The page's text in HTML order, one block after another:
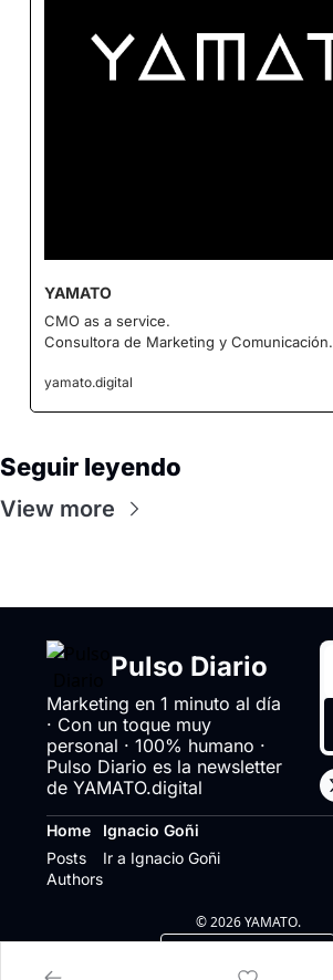
YAMATO
CMO as a service.
Consultora de Marketing y Comunicación.
yamato.digital
Seguir leyendo
View more
Pulso Diario
Marketing en 1 minuto al día
· Con un toque muy
personal · 100% humano ·
Pulso Diario es la newsletter
de YAMATO.digital
Home
Posts
Authors
Ignacio Goñi
Ir a Ignacio Goñi
© 2026 YAMATO.